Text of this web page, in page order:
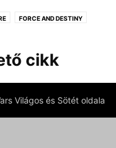
FORCE AND DESTINY
cikk
Világos és Sötét oldala